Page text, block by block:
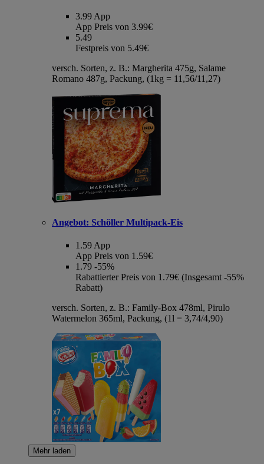
3.99 App
App Preis von 3.99€
5.49
Festpreis von 5.49€
versch. Sorten, z. B.: Margherita 475g, Salame
Romano 487g, Packung, (1kg = 11,56/11,27)
Angebot: Schöller Multipack-Eis
1.59App
App Preis von 1.59€
1.79 -55%
Rabattierter Preis von 1.79€ (Insgesamt -55%
Rabatt)
versch. Sorten, z. B.: Family-Box 478ml, Pirulo
Watermelon 365ml, Packung, (1l = 3,74/4,90)
Mehr laden